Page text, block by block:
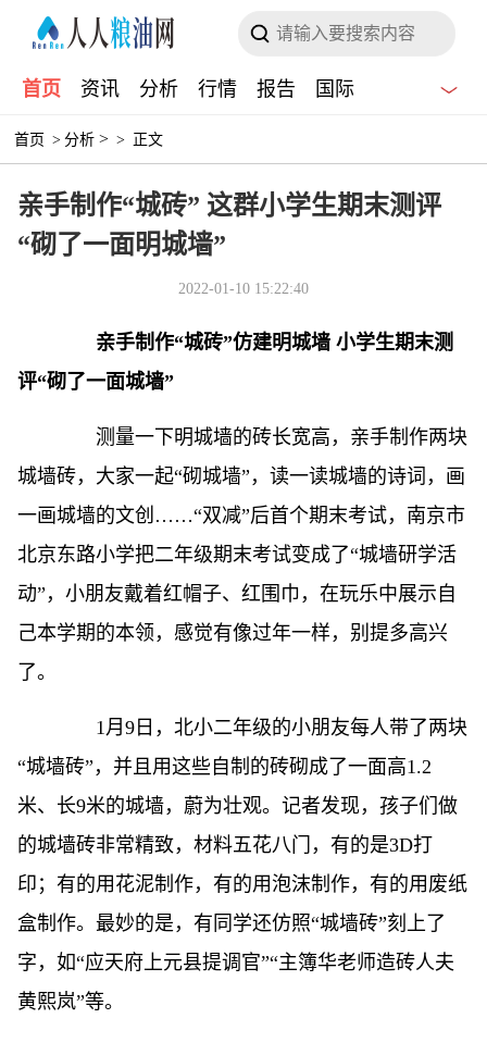
首页 资讯 分析 行情 报告 国际
首页 > 分析 > > 正文
亲手制作“城砖” 这群小学生期末测评
“砌了一面明城墙”
2022-01-10 15:22:40
亲手制作“城砖”仿建明城墙 小学生期末测
评“砌了一面城墙”
测量一下明城墙的砖长宽高，亲手制作两块
城墙砖，大家一起“砌城墙”，读一读城墙的诗词，画
一画城墙的文创……“双减”后首个期末考试，南京市
北京东路小学把二年级期末考试变成了“城墙研学活
动”，小朋友戴着红帽子、红围巾，在玩乐中展示自
己本学期的本领，感觉有像过年一样，别提多高兴
了。
1月9日，北小二年级的小朋友每人带了两块
“城墙砖”，并且用这些自制的砖砌成了一面高1.2
米、长9米的城墙，蔚为壮观。记者发现，孩子们做
的城墙砖非常精致，材料五花八门，有的是3D打
印；有的用花泥制作，有的用泡沫制作，有的用废纸
盒制作。最妙的是，有同学还仿照“城墙砖”刻上了
字，如“应天府上元县提调官”“主簿华老师造砖人夫
黄熙岚”等。